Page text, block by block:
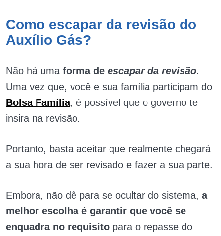
Como escapar da revisão do
Auxílio Gás?
Não há uma forma de escapar da revisão.
Uma vez que, você e sua família participam do
Bolsa Família, é possível que o governo te
insira na revisão.
Portanto, basta aceitar que realmente chegará
a sua hora de ser revisado e fazer a sua parte.
Embora, não dê para se ocultar do sistema, a
melhor escolha é garantir que você se
enquadra no requisito para o repasse do